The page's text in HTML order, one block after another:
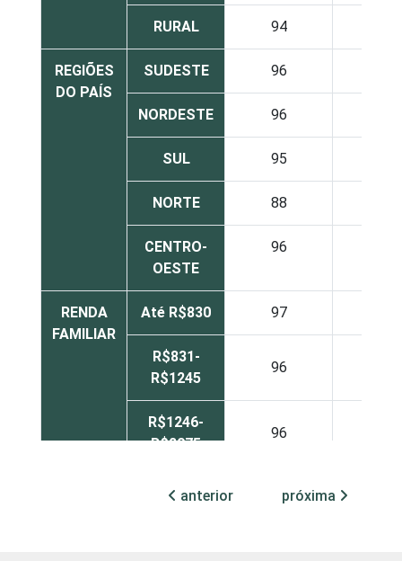
RURAL 94
REGIÕES
DO PAÍS
SUDESTE 96
NORDESTE 96
SUL 95
NORTE 88
CENTRO-
OESTE
96
RENDA
FAMILIAR
Até R$830 97
R$831-
R$1245
96
R$1246-
R$2075
96
R$2076-
93
anterior próxima